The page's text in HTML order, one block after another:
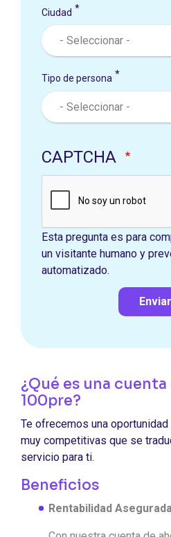
Ciudad
Tipo de persona
CAPTCHA
Esta pregunta es para
un visitante humano y
automatizado.
Enviar
¿Qué es una
100pre?
Te ofrecemos una
muy competitivas que se
servicio para ti.
Beneficios
Rentabilidad Asegurada